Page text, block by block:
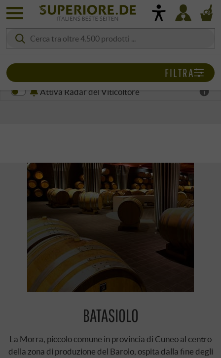
Attiva Radar del Viticoltore
BATASIOLO
La Morra, piccolo comune in provincia di Cuneo al centro
della zona di produzione del Barolo, ospita dalla fine degli
FILTRA